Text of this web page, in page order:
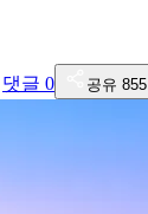
댓글 0 공유 855